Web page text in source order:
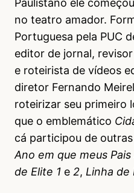
Paulistano ele
no teatro amador.
Portuguesa pela PUC
editor de jornal,
e roteirista de vídeos
diretor Fernando
roteirizar seu primeiro
que o emblemático
cá participou de
Ano em que meus
de Elite 1 e 2, Linha de